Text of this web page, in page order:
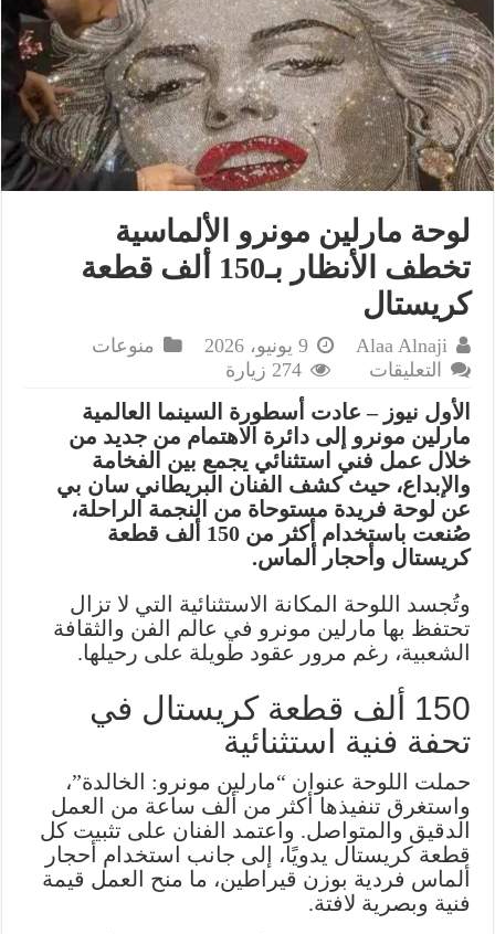
لوحة مارلين مونرو الألماسية
تخطف الأنظار بـ150 ألف قطعة
كريستال
Alaa Alnaji 9 يونيو، 2026
منوعات
التعليقات
مارلين
مونرو
الألماسية
تخطف
الأنظار
بـ150
ألف
كريستال
مغلقة
274 زيارة
الأول نيوز – عادت أسطورة السينما العالمية
مارلين مونرو إلى دائرة الاهتمام من جديد من
خلال عمل فني استثنائي يجمع بين الفخامة
والإبداع، حيث كشف الفنان البريطاني سان بي
عن لوحة فريدة مستوحاة من النجمة الراحلة،
صُنعت باستخدام أكثر من 150 ألف قطعة
كريستال وأحجار ألماس.
وتُجسد اللوحة المكانة الاستثنائية التي لا تزال
تحتفظ بها مارلين مونرو في عالم الفن والثقافة
الشعبية، رغم مرور عقود طويلة على رحيلها.
150 ألف قطعة كريستال في
تحفة فنية استثنائية
حملت اللوحة عنوان “مارلين مونرو: الخالدة”،
واستغرق تنفيذها أكثر من ألف ساعة من العمل
الدقيق والمتواصل. واعتمد الفنان على تثبيت كل
قطعة كريستال يدويًا، إلى جانب استخدام أحجار
ألماس فردية بوزن قيراطين، ما منح العمل قيمة
فنية وبصرية لافتة.